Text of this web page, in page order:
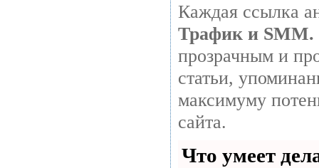
Каждая ссылка
Трафик и SMM.
прозрачным и
статьи,
максимуму
сайта.
Что умеет